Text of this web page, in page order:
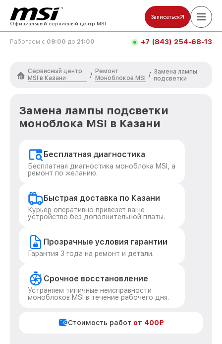
Официальный сервисный центр MSI
Записаться
Работаем с 09:00 до 21:00 +7 (843) 254-68-13
Сервисный центр
MSI в Казани
/
Ремонт
Моноблоков MSI
/ Замена лампы
подсветки
Замена лампы подсветки
моноблока MSI в Казани
Бесплатная диагностика
Бесплатная диагностика моноблока MSI, а
ремонт по желанию.
Быстрая доставка по Казани
Курьер оперативно привезет ваше
устройство без дополнительной платы.
Прозрачные условия гарантии
Гарантия 3 года на ремонт и детали.
Срочное восстановление
Устраняем типичные неисправности
моноблоков MSI в течение рабочего дня.
Стоимость работ от 400₽